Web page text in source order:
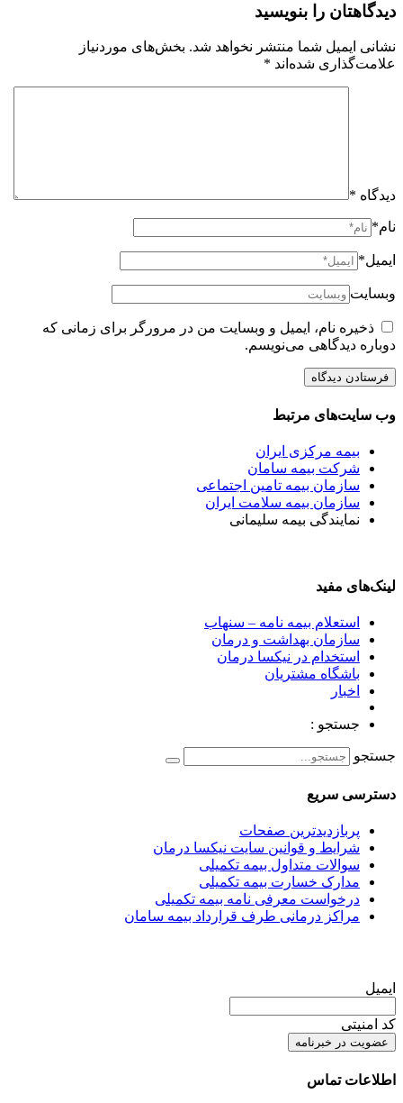
دیدگاهتان را بنویسید
نشانی ایمیل شما منتشر نخواهد شد. بخش‌های موردنیاز
علامت‌گذاری شده‌اند *
دیدگاه *
نام*
ایمیل*
وبسایت
ذخیره نام، ایمیل و وبسایت من در مرورگر برای زمانی که
دوباره دیدگاهی می‌نویسم.
وب سایت‌های مرتبط
بیمه مرکزی ایران
شرکت بیمه سامان
سازمان بیمه تامین اجتماعی
سازمان بیمه سلامت ایران
نمایندگی بیمه سلیمانی
لینک‌های مفید
استعلام بیمه نامه – سنهاب
سازمان بهداشت و درمان
استخدام در نیکسا درمان
باشگاه مشتریان
اخبار
جستجو :
جستجو
دسترسی سریع
پربازدیدترین صفحات
شرایط و قوانین سایت نیکسا درمان
سوالات متداول بیمه تکمیلی
مدارک خسارت بیمه تکمیلی
درخواست معرفی نامه بیمه تکمیلی
مراکز درمانی طرف قرارداد بیمه سامان
ایمیل
کد امنیتی
اطلاعات تماس